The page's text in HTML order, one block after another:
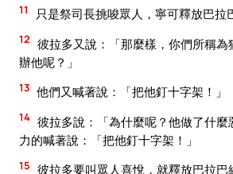
11 只是祭司長挑唆眾人，寧可釋放巴拉
12 彼拉多又說：「那麼樣，你們所稱為
辦他呢？」
13 他們又喊著說：「把他釘十字架！」
14 彼拉多說：「為什麼呢？他做了什
力的喊著說：「把他釘十字架！」
15 彼拉多要叫眾人喜悅，就釋放巴拉